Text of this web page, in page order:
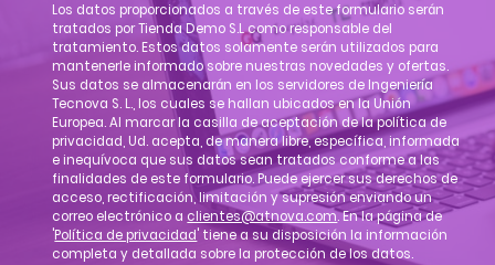
Los datos proporcionados a través de este formulario serán
tratados por Tienda Demo S.L como responsable del
tratamiento. Estos datos solamente serán utilizados para
mantenerle informado sobre nuestras novedades y ofertas.
Sus datos se almacenarán en los servidores de Ingeniería
Tecnova S. L., los cuales se hallan ubicados en la Unión
Europea. Al marcar la casilla de aceptación de la política de
privacidad, Ud. acepta, de manera libre, específica, informada
e inequívoca que sus datos sean tratados conforme a las
finalidades de este formulario. Puede ejercer sus derechos de
acceso, rectificación, limitación y supresión enviando un
correo electrónico aclientes@atnova.com. En la página de
'Política de privacidad' tiene a su disposición la información
completa y detallada sobre la protección de los datos.